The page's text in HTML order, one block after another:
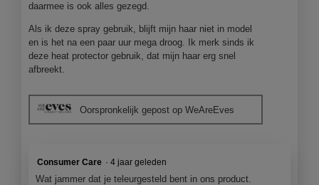
daarmee is ook alles gezegd.
Als ik deze spray gebruik, blijft mijn haar niet in model
en is het na een paar uur mega droog. Ik merk sinds ik
deze heat protector gebruik, dat mijn haar erg snel
afbreekt.
Oorspronkelijk gepost op WeAreEves
Consumer Care · 4 jaar geleden
Wat jammer dat je teleurgesteld bent in ons product.